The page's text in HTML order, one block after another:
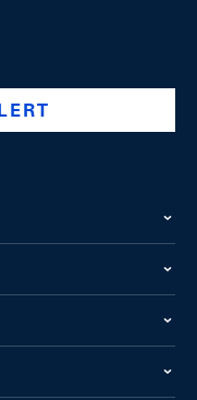
swiss-national-
@swissnationalbank